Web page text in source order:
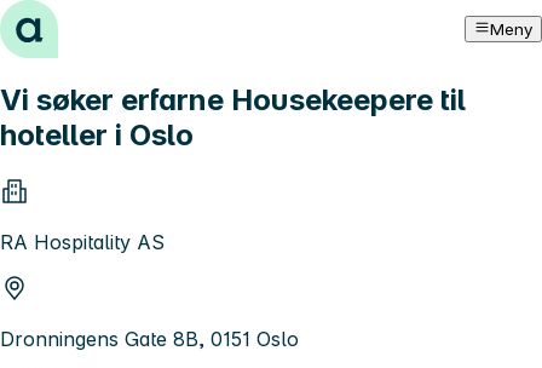
Hopp til innhold Meny
Vi søker erfarne Housekeepere til
hoteller i Oslo
RA Hospitality AS
Dronningens Gate 8B, 0151 Oslo